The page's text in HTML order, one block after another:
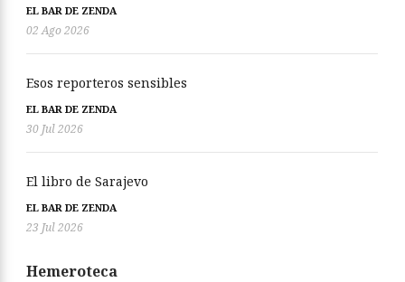
EL BAR DE ZENDA
02 Ago 2026
Esos reporteros sensibles
EL BAR DE ZENDA
30 Jul 2026
El libro de Sarajevo
EL BAR DE ZENDA
23 Jul 2026
Hemeroteca